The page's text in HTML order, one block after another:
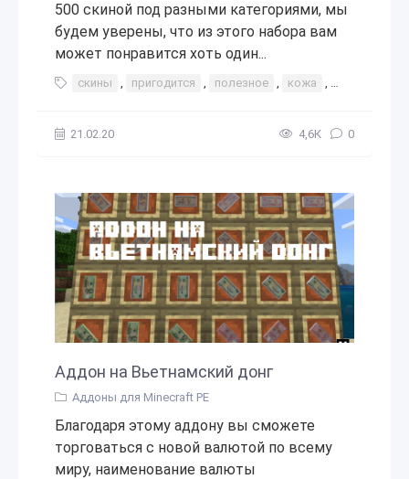
500 скиной под разными категориями, мы
будем уверены, что из этого набора вам
может понравится хоть один...
скины , пригодится , полезное , кожа , для
21.02.20 4,6К 0
Аддон на Вьетнамский донг
Аддоны для Minecraft PE
Благодаря этому аддону вы сможете
торговаться с новой валютой по всему
миру, наименование валюты